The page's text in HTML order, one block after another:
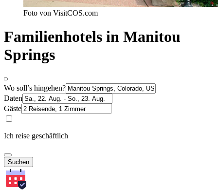
Foto von VisitCOS.com
Familienhotels in Manitou
Springs
Wo soll’s hingehen?
Daten
Gäste
Ich reise geschäftlich
Suchen